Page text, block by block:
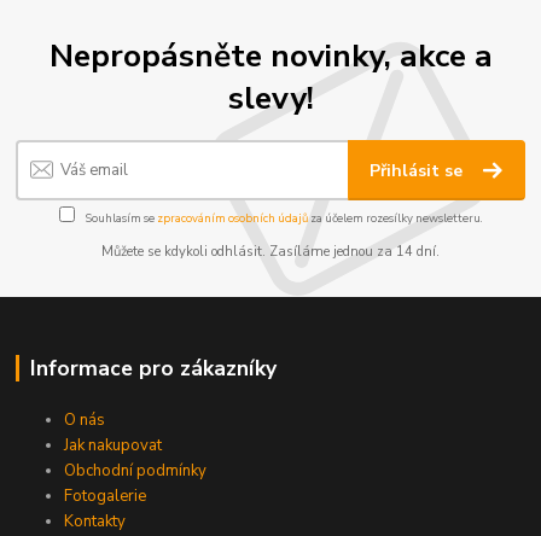
Nepropásněte novinky, akce a
slevy!
Přihlásit se
Souhlasím se zpracováním osobních údajůza účelem rozesílky newsletteru.
Můžete se kdykoli odhlásit. Zasíláme jednou za 14 dní.
Informace pro zákazníky
O nás
Jak nakupovat
Obchodní podmínky
Fotogalerie
Kontakty